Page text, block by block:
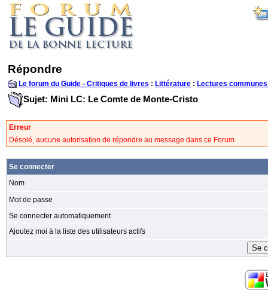
Répondre
Le forum du Guide - Critiques de livres : Littérature : Lectures
Sujet: Mini LC: Le Comte de Monte-Cristo
Erreur
Désolé, aucune autorisation de répondre au message dans ce Forum
Se connecter
Nom
Mot de passe
Se connecter automatiquement
Ajoutez moi à la liste des utilisateurs actifs